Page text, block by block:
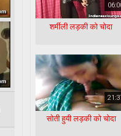
शर्मीली लड़की को चोदा
सोती हुयी लड़की को चोदा